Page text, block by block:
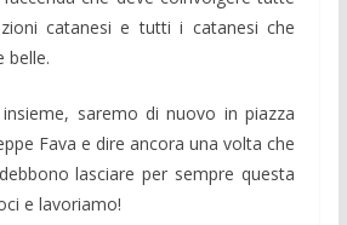
catanesi e tutti i catanesi che
belle.
saremo di nuovo in piazza
Fava e dire ancora una volta che
lasciare per sempre questa
e lavoriamo!